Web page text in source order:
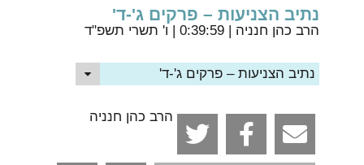
נתיב הצניעות – פרקים ג'-ד'
הרב כהן חנניה
נתיב הצניעות – פרקים ג'-ד'
הרב כהן חנניה